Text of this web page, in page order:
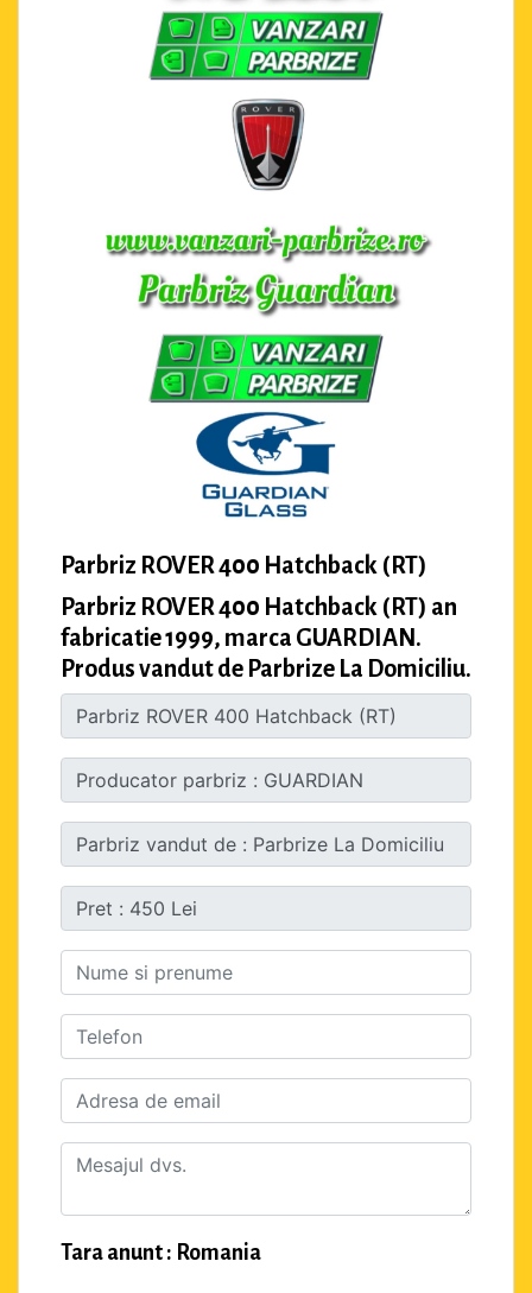
Parbriz ROVER 400 Hatchback (RT)
Parbriz ROVER 400 Hatchback (RT) an
fabricatie 1999, marca GUARDIAN.
Produs vandut de Parbrize La Domiciliu.
Tara anunt : Romania